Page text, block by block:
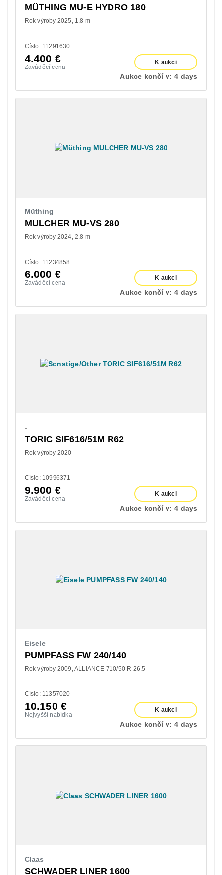
MÜTHING MU-E HYDRO 180
Rok výroby 2025 1.8 m
Císlo: 11291630
4.400 €
Zaváděcí cena
K aukci
Aukce končí v: 4 days
Müthing
MULCHER MU-VS 280
Rok výroby 2024 2.8 m
Císlo: 11234858
6.000 €
Zaváděcí cena
K aukci
Aukce končí v: 4 days
-
TORIC SIF616/51M R62
Rok výroby 2020
Císlo: 10996371
9.900 €
Zaváděcí cena
K aukci
Aukce končí v: 4 days
Eisele
PUMPFASS FW 240/140
Rok výroby 2009 ALLIANCE 710/50 R 26.5
Císlo: 11357020
10.150 €
Nejvyšší nabídka
K aukci
Aukce končí v: 4 days
Claas
SCHWADER LINER 1600